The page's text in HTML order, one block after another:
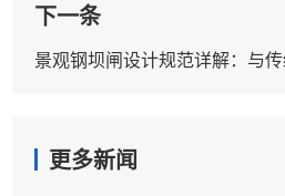
下一条
更多新闻